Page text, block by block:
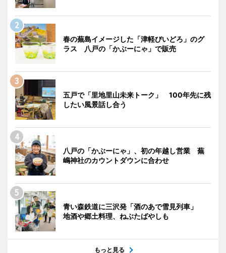
春の蕪島イメージした「津軽びいどろ」のグ
ラス 八戸の「かぶーにゃ」で販売
五戸で「里地里山未来トーク」 100年先に残
したい風景話し合う
八戸の「かぶーにゃ」、初の年越し営業 蕪
嶋神社のカウントダウンに合わせ
青い森鉄道に三沢発「酒のあで雪見列車」
地酒や郷土料理、ねぶたばやしも
もっと見る